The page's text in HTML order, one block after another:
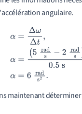
angulaire.
t,α =(5 rads−
maintenant